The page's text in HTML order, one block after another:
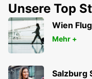
Unsere Top
Wien
Mehr +
Salzburg